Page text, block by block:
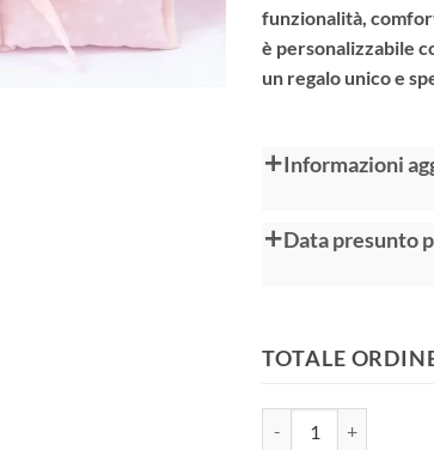
funzionalità,
è personalizzabile
un regalo unico e
Informazioni
Data presunto
TOTALE
Alternative: